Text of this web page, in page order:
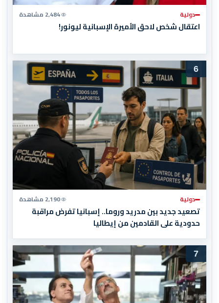
دولية 2,484 مشاهدة
اعتقال شخص لاحق الأميرة الإسبانية ليونور!
6
دولية 2,190 مشاهدة
تصعيد جديد بين مدريد وروما.. إسبانيا تفرض مراقبة
حدودية على القادمين من إيطاليا
7